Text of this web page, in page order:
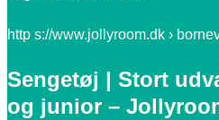
http s://www.jollyroom.dk ›
Sengetøj | Stort
og junior –